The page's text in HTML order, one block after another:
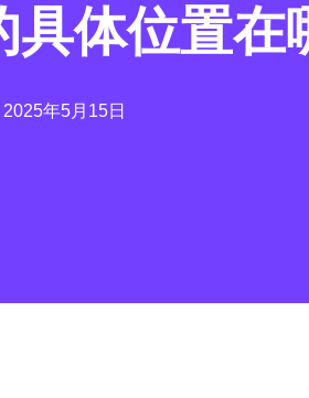
体位置在
2025年5月15日